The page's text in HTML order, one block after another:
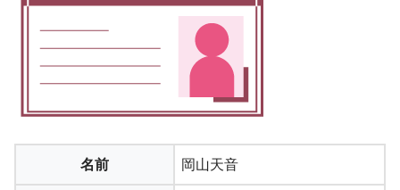
名前 岡山天音